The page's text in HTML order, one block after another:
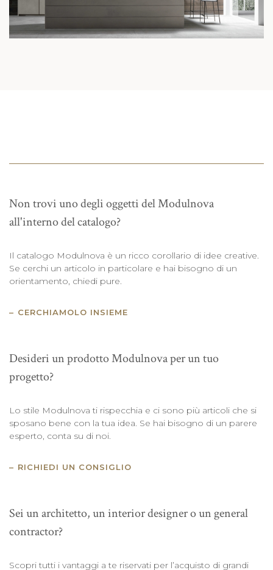
Non trovi uno degli oggetti del Modulnova
all'interno del catalogo?
Il catalogo Modulnova è un ricco corollario di idee creative.
Se cerchi un articolo in particolare e hai bisogno di un
orientamento, chiedi pure.
CERCHIAMOLO INSIEME
Desideri un prodotto Modulnova per un tuo
progetto?
Lo stile Modulnova ti rispecchia e ci sono più articoli che si
sposano bene con la tua idea. Se hai bisogno di un parere
esperto, conta su di noi.
RICHIEDI UN CONSIGLIO
Sei un architetto, un interior designer o un general
contractor?
Scopri tutti i vantaggi a te riservati per l’acquisto di grandi